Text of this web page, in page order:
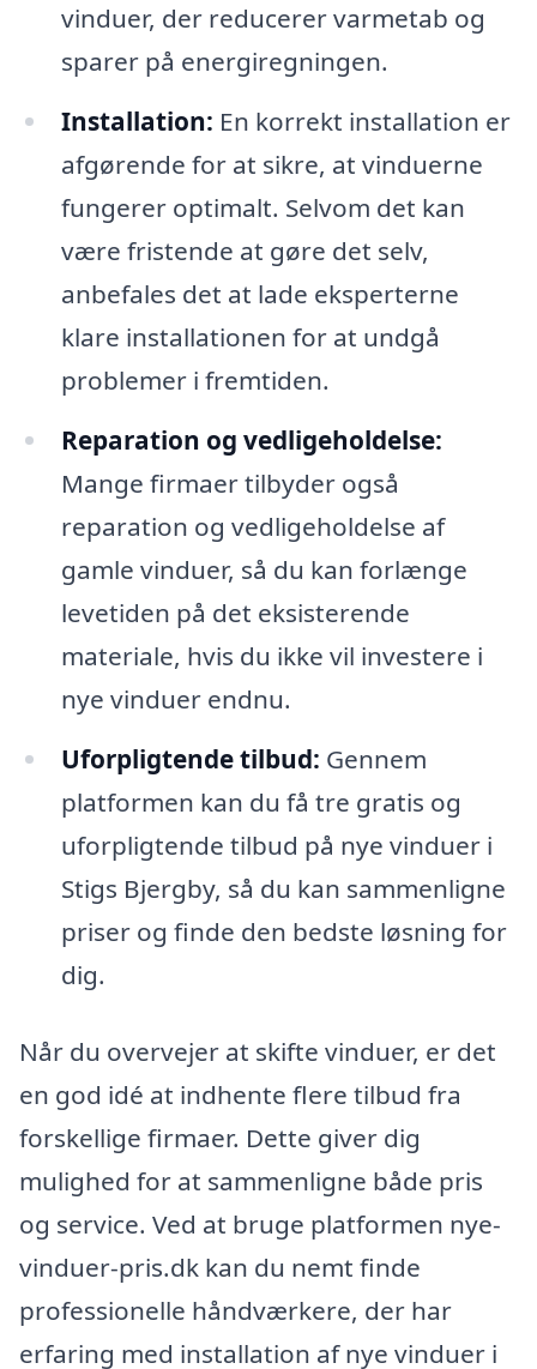
vinduer, der reducerer varmetab og
sparer på energiregningen.
Installation: En korrekt installation er
afgørende for at sikre, at vinduerne
fungerer optimalt. Selvom det kan
være fristende at gøre det selv,
anbefales det at lade eksperterne
klare installationen for at undgå
problemer i fremtiden.
Reparation og vedligeholdelse:
Mange firmaer tilbyder også
reparation og vedligeholdelse af
gamle vinduer, så du kan forlænge
levetiden på det eksisterende
materiale, hvis du ikke vil investere i
nye vinduer endnu.
Uforpligtende tilbud: Gennem
platformen kan du få tre gratis og
uforpligtende tilbud på nye vinduer i
Stigs Bjergby, så du kan sammenligne
priser og finde den bedste løsning for
dig.
Når du overvejer at skifte vinduer, er det
en god idé at indhente flere tilbud fra
forskellige firmaer. Dette giver dig
mulighed for at sammenligne både pris
og service. Ved at bruge platformen nye-
vinduer-pris.dk kan du nemt finde
professionelle håndværkere, der har
erfaring med installation af nye vinduer i